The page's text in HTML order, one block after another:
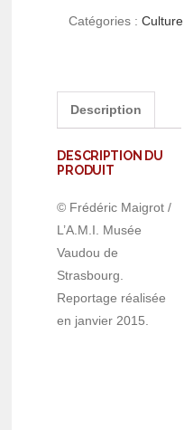
Catégories :Culture
Description
DESCRIPTION DU
PRODUIT
© Frédéric Maigrot /
L’A.M.I. Musée
Vaudou de
Strasbourg.
Reportage réalisée
en janvier 2015.